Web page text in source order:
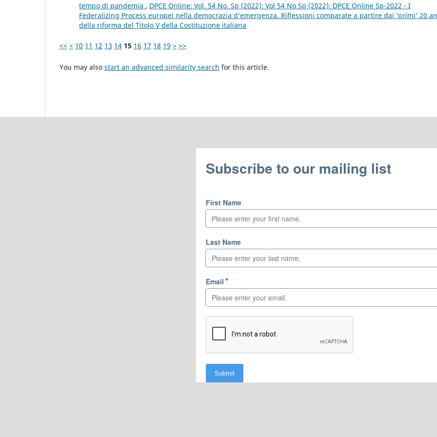
tempo di pandemia , DPCE Online: Vol. 54 No. Sp (2022): Vol 54 No Sp (2022): DPCE Online Sp-2022 - I
Federalizing Process europei nella democrazia d’emergenza. Riflessioni comparate a partire dai ‘primi’ 20
della riforma del Titolo V della Costituzione italiana
<< < 10 11 12 13 14 15 16 17 18 19 > >>
You may also start an advanced similarity search for this article.